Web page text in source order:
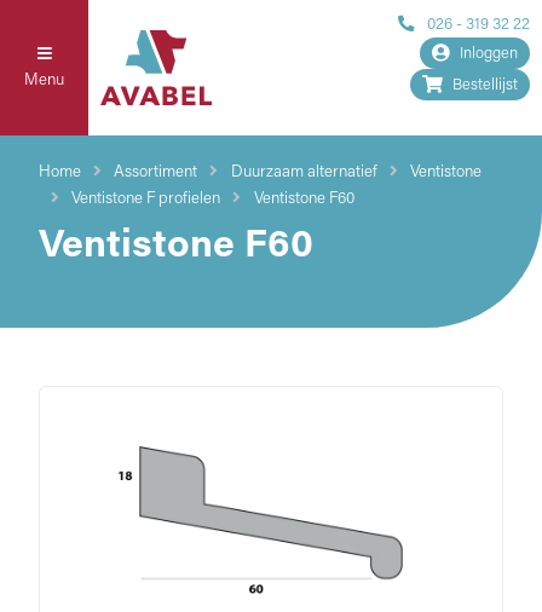
Menu
026 - 319 32 22
Inloggen
Bestellijst
Home Assortiment Duurzaam alternatief
Ventistone
Ventistone F profielen
Ventistone F60
Ventistone F60